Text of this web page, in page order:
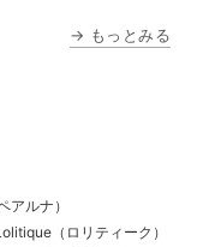
→ もっとみる
ルナ）
（ロリティーク）